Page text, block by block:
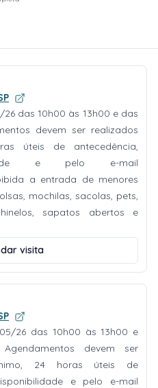
das 10h00 às 13h00 e das
devem ser realizados
úteis de antecedência,
e pelo e-mail
a entrada de menores
mochilas, sacolas, pets,
sapatos abertos e
visita
26 das 10h00 às 13h00 e
devem ser
24 horas úteis de
e pelo e-mail